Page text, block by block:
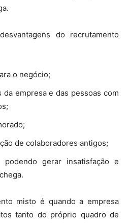
do recrutamento
o negócio;
da empresa e das pessoas com
de colaboradores antigos;
gerar insatisfação e
misto é quando a empresa
tanto do próprio quadro de